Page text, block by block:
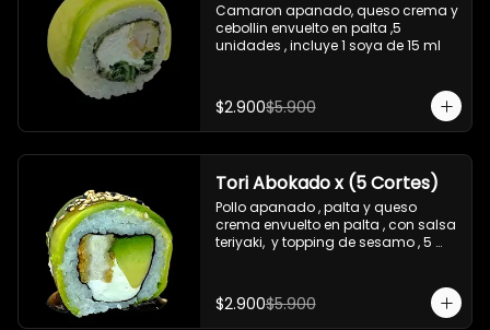
Camaron apanado, queso crema y
cebollin envuelto en palta ,5
unidades , incluye 1 soya de 15 ml
$2.900$5.900
Tori Abokado x (5 Cortes)
Pollo apanado , palta y queso
crema envuelto en palta , con salsa
teriyaki,  y topping de sesamo , 5
$2.900$5.900